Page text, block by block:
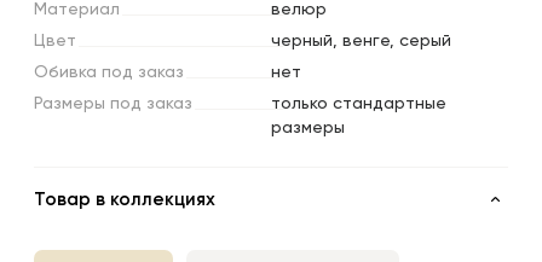
Материал
велюр
Цвет
черный, венге, серый
Обивка под заказ
нет
Размеры под заказ
только стандартные
размеры
Товар в коллекциях